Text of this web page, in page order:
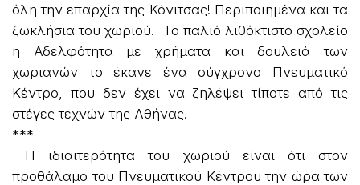
όλη την επαρχία της Κόνιτσας! Περιποιημένα και τα
ξωκλήσια του χωριού. Το παλιό λιθόκτιστο σχολείο
η Αδελφότητα με χρήματα και δουλειά των
χωριανών το έκανε ένα σύγχρονο Πνευματικό
Κέντρο, που δεν έχει να ζηλέψει τίποτε από τις
στέγες τεχνών της Αθήνας.
***
Η ιδιαιτερότητα του χωριού είναι ότι στον
προθάλαμο του Πνευματικού Κέντρου την ώρα των